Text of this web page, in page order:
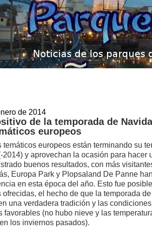
de 2014
de la temporada de
europeos
temáticos europeos están terminando su
2014) y aprovechan la ocasión para hacer
buenos resultados, con más
Europa Park y Plopsaland De Panne
en esta época del año. Esto fue
ofrecidas, el hecho de que la temporada
una verdadera tradición y las condiciones
favorables (no hubo nieve y las
los inviernos pasados).